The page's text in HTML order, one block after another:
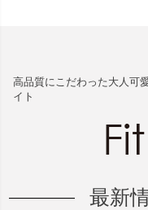
高品質にこだわった大人可
イト
最新